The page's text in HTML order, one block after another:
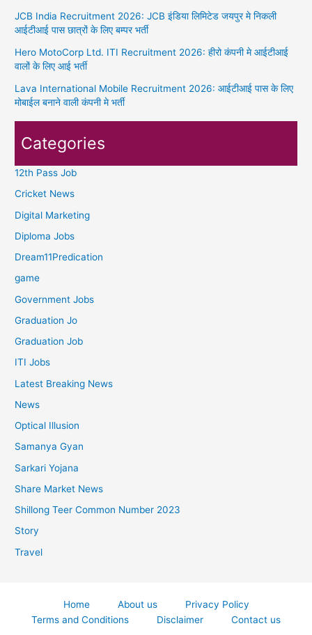
JCB India Recruitment 2026: JCB इंडिया लिमिटेड जयपुर मे निकली
आईटीआई पास छात्रों के लिए बम्पर भर्ती
Hero MotoCorp Ltd. ITI Recruitment 2026: हीरो कंपनी मे आईटीआई
वालों के लिए आई भर्ती
Lava International Mobile Recruitment 2026: आईटीआई पास के लिए
मोबाईल बनाने वाली कंपनी मे भर्ती
Categories
12th Pass Job
Cricket News
Digital Marketing
Diploma Jobs
Dream11Predication
game
Government Jobs
Graduation Jo
Graduation Job
ITI Jobs
Latest Breaking News
News
Optical Illusion
Samanya Gyan
Sarkari Yojana
Share Market News
Shillong Teer Common Number 2023
Story
Travel
Home About us
Privacy Policy
Terms and Conditions
Disclaimer Contact us